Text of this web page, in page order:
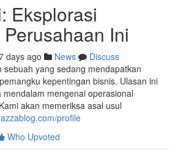
Eksplorasi
Ini
days ago News
Discuss
sebuah yang sedang mendapatkan
kepentingan bisnis. Ulasan ini
mengenai operasional
akan memeriksa asal usul
profile
Who Upvoted